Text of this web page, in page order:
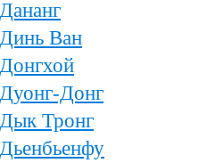
Дананг
Динь Ван
Донгхой
Дуонг-Донг
Дык Тронг
Дьенбьенфу